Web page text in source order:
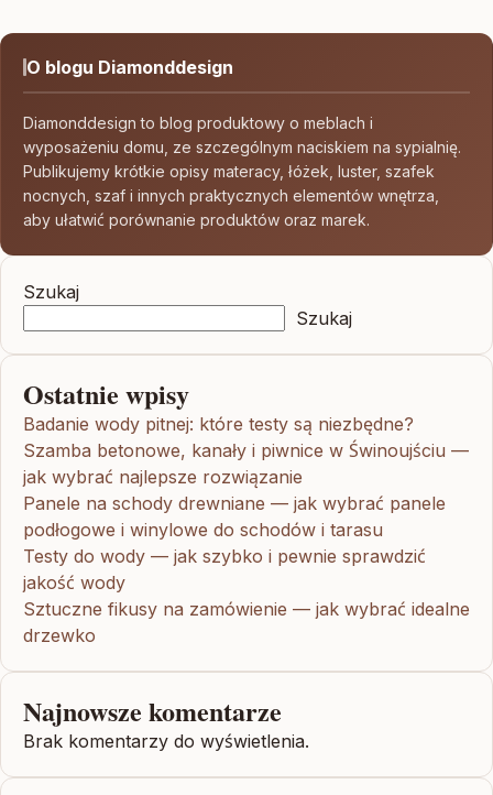
O blogu Diamonddesign
Diamonddesign to blog produktowy o meblach i
wyposażeniu domu, ze szczególnym naciskiem na sypialnię.
Publikujemy krótkie opisy materacy, łóżek, luster, szafek
nocnych, szaf i innych praktycznych elementów wnętrza,
aby ułatwić porównanie produktów oraz marek.
Szukaj
Szukaj
Ostatnie wpisy
Badanie wody pitnej: które testy są niezbędne?
Szamba betonowe, kanały i piwnice w Świnoujściu —
jak wybrać najlepsze rozwiązanie
Panele na schody drewniane — jak wybrać panele
podłogowe i winylowe do schodów i tarasu
Testy do wody — jak szybko i pewnie sprawdzić
jakość wody
Sztuczne fikusy na zamówienie — jak wybrać idealne
drzewko
Najnowsze komentarze
Brak komentarzy do wyświetlenia.